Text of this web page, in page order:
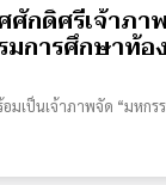
ศักดิ์ศรีเจ้าภ
การศึกษาท้อ
มเป็นเจ้าภาพจัด “มหกร